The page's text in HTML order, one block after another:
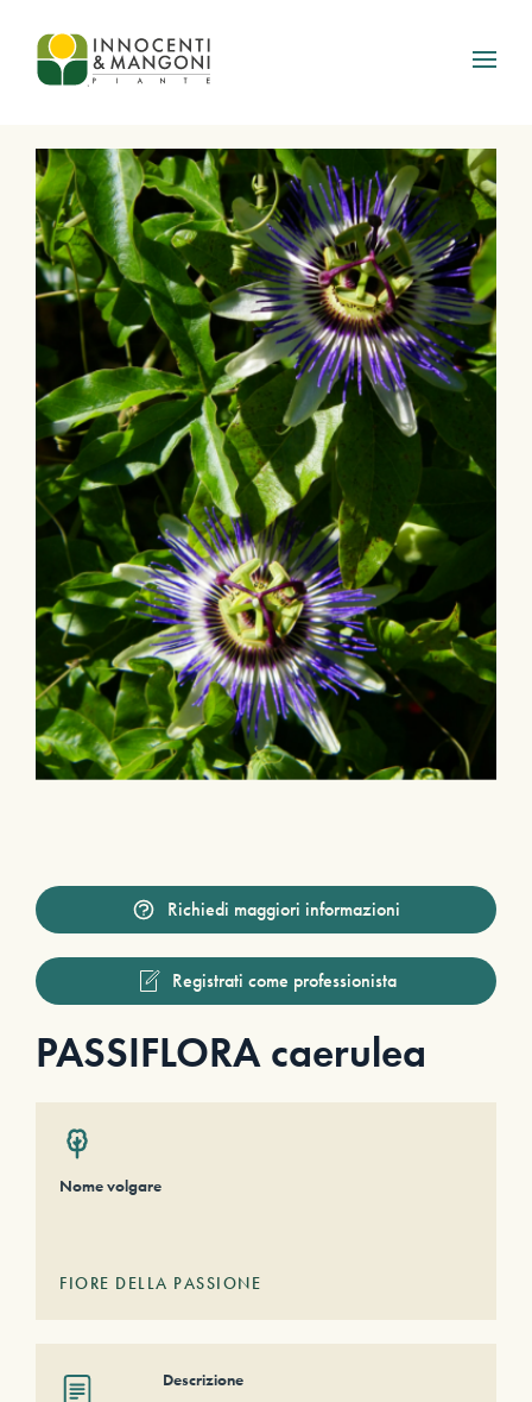
Skip to main content
Richiedi maggiori informazioni
Registrati come professionista
PASSIFLORA caerulea
Nome volgare
FIORE DELLA PASSIONE
Descrizione